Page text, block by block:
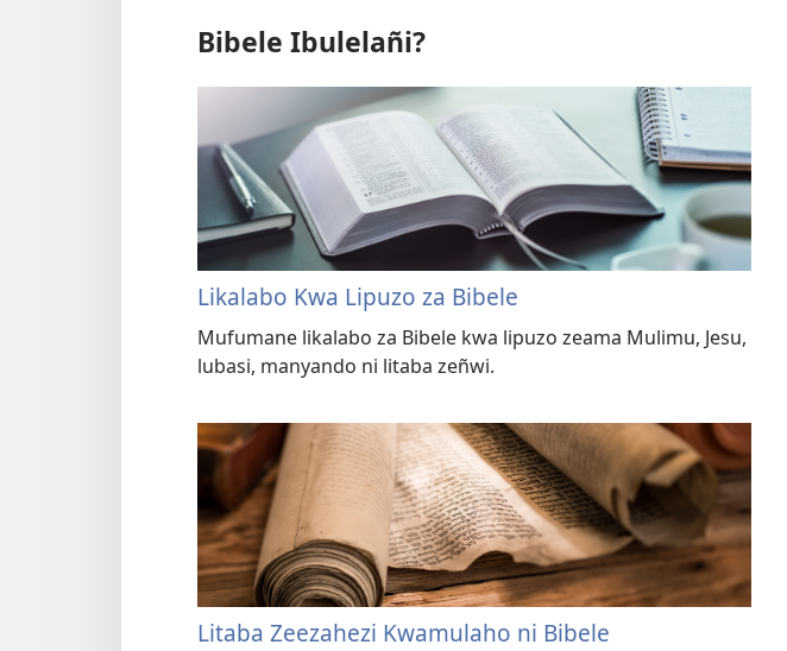
Bibele Ibulelañi?
Likalabo Kwa Lipuzo za Bibele
Mufumane likalabo za Bibele kwa lipuzo zeama Mulimu, Jesu,
lubasi, manyando ni litaba zeñwi.
Litaba Zeezahezi Kwamulaho ni Bibele